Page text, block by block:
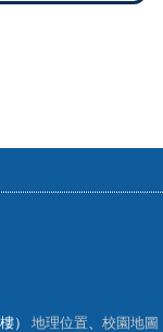
） 地理位置
校園地圖